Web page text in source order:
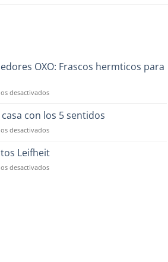
OXO: Frascos hermticos para
desactivadosen
OXO:
Frascos
hermticos
cocina
con los 5 sentidos
desactivadosen
tu
casa
con
Leifheit
desactivadosen